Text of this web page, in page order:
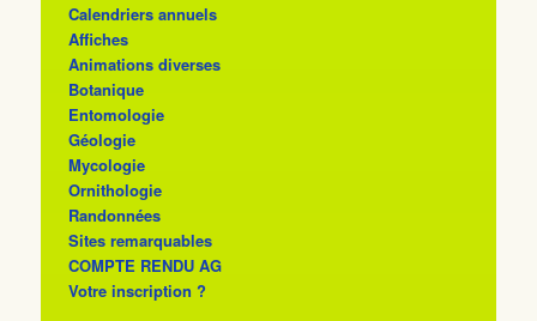
Calendriers annuels
Affiches
Animations diverses
Botanique
Entomologie
Géologie
Mycologie
Ornithologie
Randonnées
Sites remarquables
COMPTE RENDU AG
Votre inscription ?